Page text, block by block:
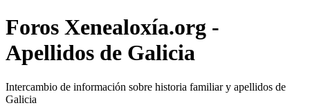
Foros Xenealoxía.org -
Apellidos de Galicia
Intercambio de información sobre historia familiar y apellidos de
Galicia